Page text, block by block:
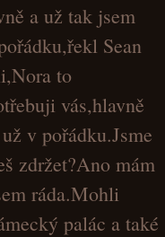
a už tak jsem
Sean
to
vás,hlavně
v pořádku.Jsme
zdržet?Ano mám
ráda.Mohli
palác a také